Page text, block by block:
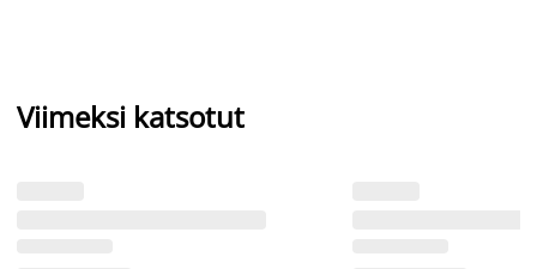
Viimeksi katsotut